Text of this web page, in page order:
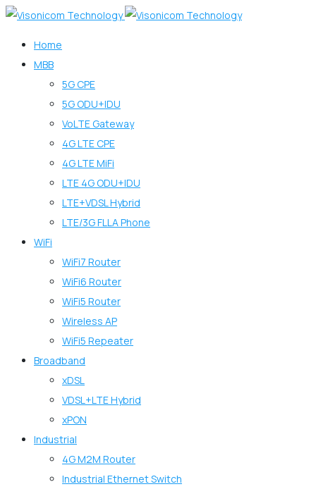
Home
MBB
5G CPE
5G ODU+IDU
VoLTE Gateway
4G LTE CPE
4G LTE MiFi
LTE 4G ODU+IDU
LTE+VDSL Hybrid
LTE/3G FLLA Phone
WiFi
WiFi7 Router
WiFi6 Router
WiFi5 Router
Wireless AP
WiFi5 Repeater
Broadband
xDSL
VDSL+LTE Hybrid
xPON
Industrial
4G M2M Router
Industrial Ethernet Switch